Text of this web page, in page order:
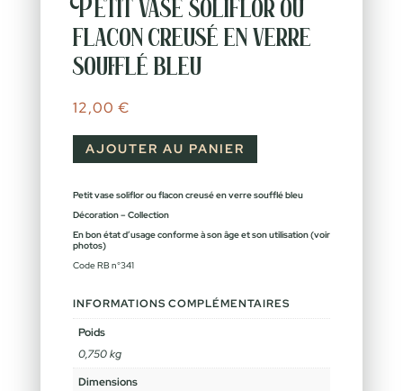
Petit vase soliflor ou
flacon creusé en verre
soufflé bleu
12,00 €
AJOUTER AU PANIER
Petit vase soliflor ou flacon creusé en verre soufflé bleu
Décoration – Collection
En bon état d’usage conforme à son âge et son utilisation (voir
photos)
Code RB n°341
INFORMATIONS COMPLÉMENTAIRES
Poids
0,750 kg
Dimensions